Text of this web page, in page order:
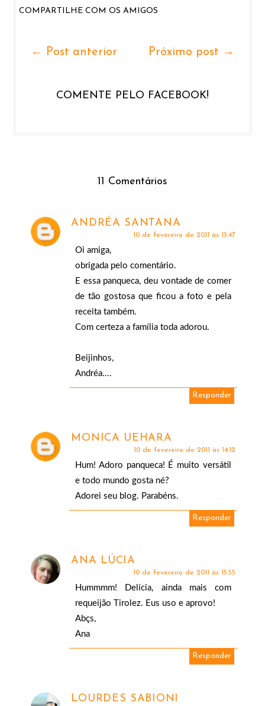
COMPARTILHE COM OS AMIGOS
Próximo post →
← Post anterior
COMENTE PELO FACEBOOK!
11 Comentários
ANDRÉA SANTANA
10 de fevereiro de 2011 às 13:47
Oi amiga,
obrigada pelo comentário.
E essa panqueca, deu vontade de comer
de tão gostosa que ficou a foto e pela
receita também.
Com certeza a família toda adorou.
Beijinhos,
Andréa....
Responder
MONICA UEHARA
10 de fevereiro de 2011 às 14:12
Hum! Adoro panqueca! É muito versátil
e todo mundo gosta né?
Adorei seu blog. Parabéns.
Responder
ANA LÚCIA
10 de fevereiro de 2011 às 15:55
Hummmm! Delícia, ainda mais com
requeijão Tirolez. Eus uso e aprovo!
Abçs,
Ana
Responder
LOURDES SABIONI